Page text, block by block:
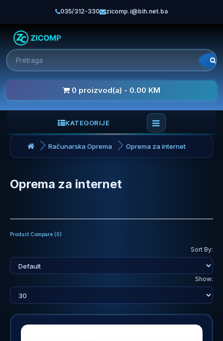
035/312-330 zicomp.i@bih.net.ba
0 proizvod(a) - 0.00 KM
KATEGORIJE
Računarska Oprema Oprema za internet
Oprema za internet
Product Compare (0)
Sort By:
Show: